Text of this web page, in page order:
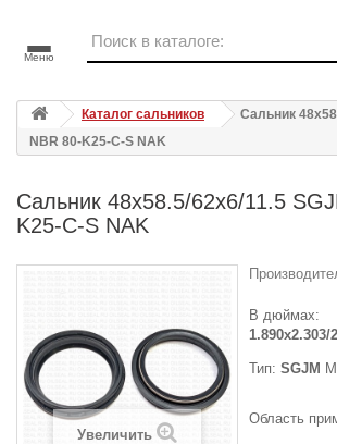
Меню
Каталог сальников
Сальник
NBR 80-K25-C-S NAK
Сальник 48x58.5/62x6/11.5
K25-C-S NAK
Увеличить
В дюймах:
1.890x2.303/
Тип: SGJM
Область